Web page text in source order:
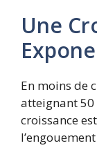
Une
En moins de
atteignant 50
croissance